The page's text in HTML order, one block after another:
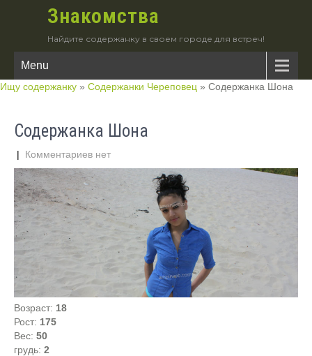
Знакомства
Найдите содержанку в своем городе для встреч!
Menu
Ищу содержанку » Содержанки Череповец » Содержанка Шона
Содержанка Шона
| Комментариев нет
Возраст: 18
Рост: 175
Вес: 50
грудь: 2